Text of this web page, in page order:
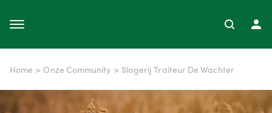
Home > Onze Community > Slagerij Traiteur De Wachter